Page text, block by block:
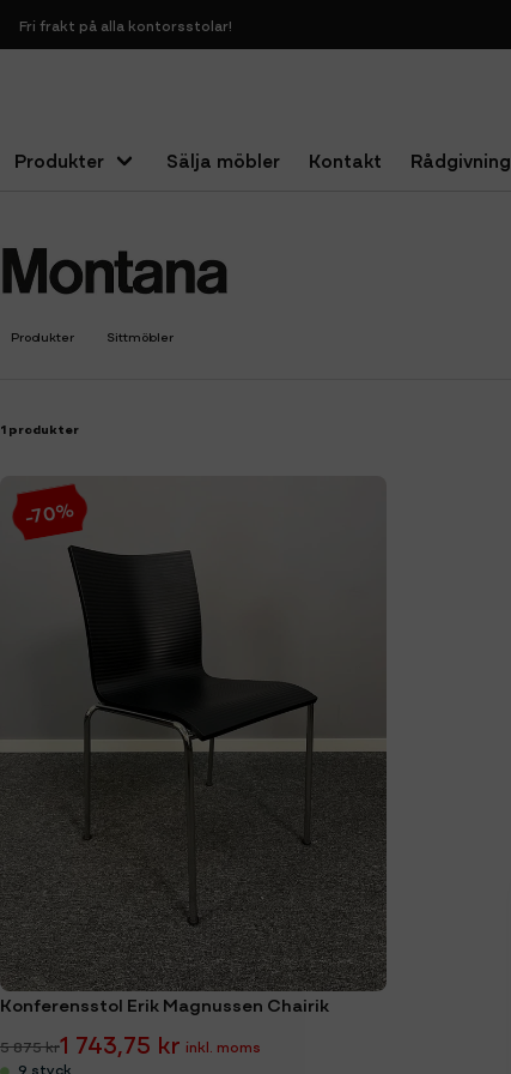
Fri frakt på alla kontorsstolar!
Produkter Sälja möbler Kontakt Rådgivning
Hem Montana Furniture
Produkter Sittmöbler
1 produkter
Konferensstol Erik Magnussen Chairik
5 875 kr1 743,75 kr
9 styck
-70%